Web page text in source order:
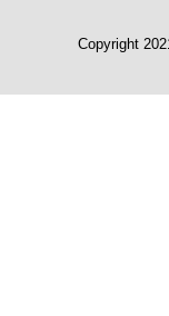
Copyright